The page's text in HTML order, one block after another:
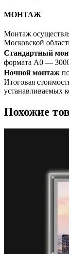
МОНТАЖ
Монтаж
Московской
Стандартный
формата A0 —
Ночной монтаж
Итоговая
устанавливаемых
Похожие